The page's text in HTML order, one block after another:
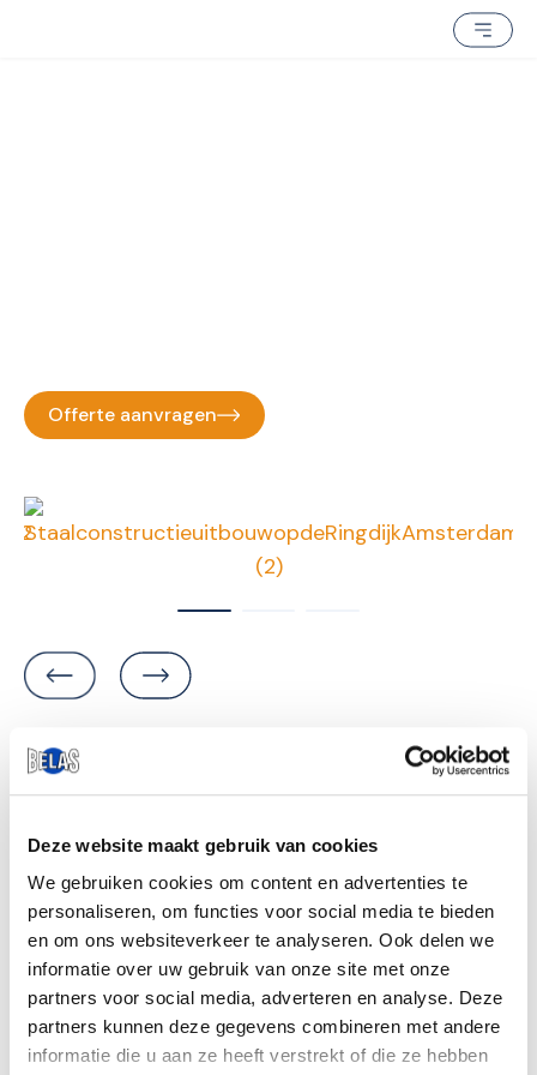
Deze website maakt gebruik van cookies
We gebruiken cookies om content en advertenties te
personaliseren, om functies voor social media te bieden
en om ons websiteverkeer te analyseren. Ook delen we
informatie over uw gebruik van onze site met onze
partners voor social media, adverteren en analyse. Deze
partners kunnen deze gegevens combineren met andere
informatie die u aan ze heeft verstrekt of die ze hebben
Offerte aanvragen
Weten wat het kost?
Ontvang snel een heldere prijsopgave op
maat.
Offerte aanvragen